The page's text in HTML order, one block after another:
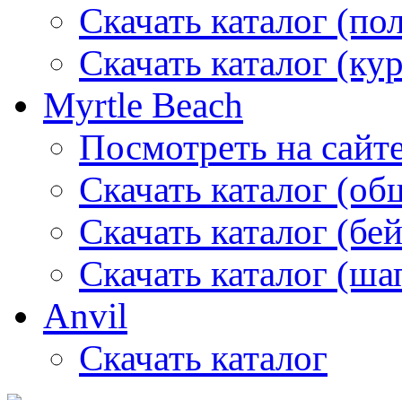
Скачать каталог
Скачать каталог
Myrtle Beach
Посмотреть на
Скачать каталог
Скачать каталог
Скачать каталог
Anvil
Скачать каталог